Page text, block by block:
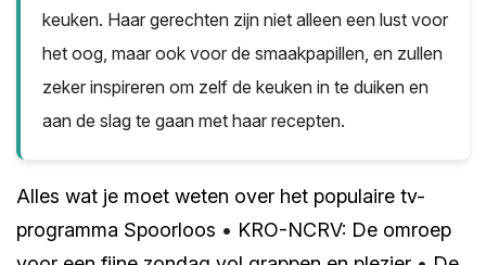
keuken. Haar gerechten zijn niet alleen een lust voor
het oog, maar ook voor de smaakpapillen, en zullen
zeker inspireren om zelf de keuken in te duiken en
aan de slag te gaan met haar recepten.
Alles wat je moet weten over het populaire tv-
programma Spoorloos • KRO-NCRV: De omroep